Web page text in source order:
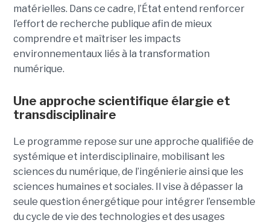
matérielles. Dans ce cadre, l’État entend renforcer
l’effort de recherche publique afin de mieux
comprendre et maîtriser les impacts
environnementaux liés à la transformation
numérique.
Une approche scientifique élargie et
transdisciplinaire
Le programme repose sur une approche qualifiée de
systémique et interdisciplinaire, mobilisant les
sciences du numérique, de l’ingénierie ainsi que les
sciences humaines et sociales. Il vise à dépasser la
seule question énergétique pour intégrer l’ensemble
du cycle de vie des technologies et des usages